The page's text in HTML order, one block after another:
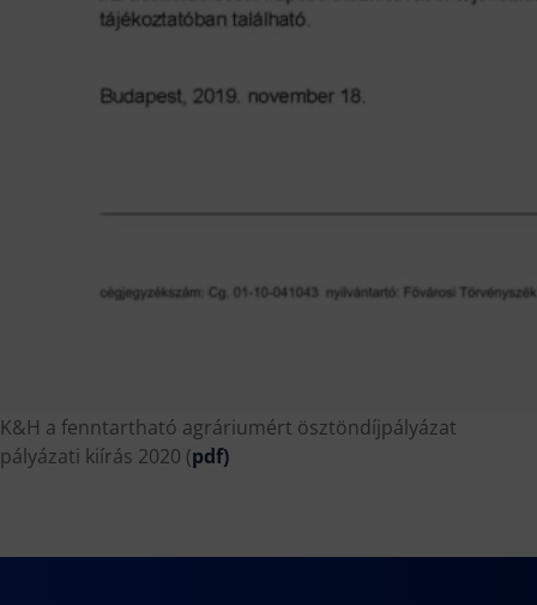
K&H a fenntartható agráriumért ösztöndíjpályázat
pályázati kiírás 2020 (pdf)